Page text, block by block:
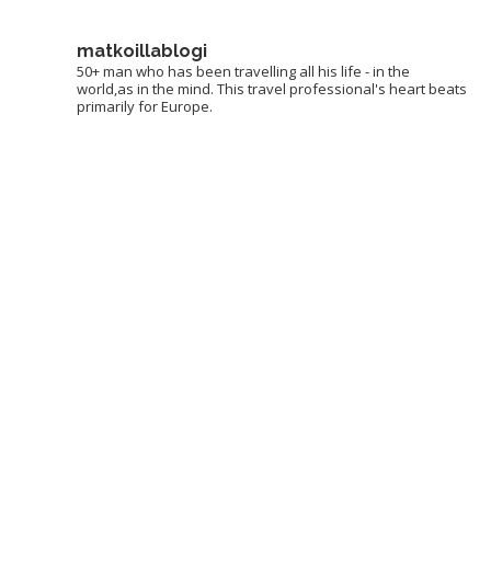
matkoillablogi
50+ man who has been travelling all his life - in the
world,as in the mind. This travel professional's heart beats
primarily for Europe.